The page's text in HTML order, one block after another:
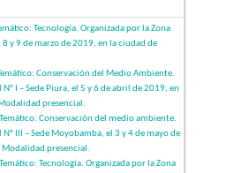
Tecnología. Organizada por la Zona
8 y 9 de marzo de 2019, en la ciudad de
Conservación del Medio Ambiente.
I – Sede Piura, el 5 y 6 de abril de 2019, en
presencial.
Conservación del medio ambiente.
III – Sede Moyobamba, el 3 y 4 de mayo de
presencial.
Tecnología. Organizada por la Zona